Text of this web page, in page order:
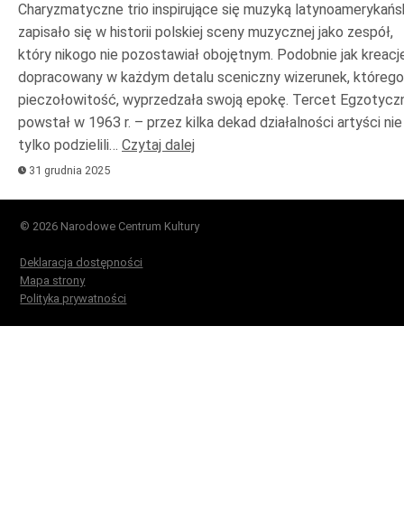
Charyzmatyczne trio inspirujące się muzyką
zapisało się w historii polskiej sceny muzycznej jako zespół,
który nikogo nie pozostawiał obojętnym. Podobnie jak
dopracowany w każdym detalu sceniczny wizerunek, którego
pieczołowitość, wyprzedzała swoją epokę. Tercet
powstał w 1963 r. – przez kilka dekad działalności artyści nie
tylko podzielili… Czytaj dalej
31 grudnia 2025
© 2026 Narodowe Centrum Kultury
Deklaracja dostępności
Mapa strony
Polityka prywatności